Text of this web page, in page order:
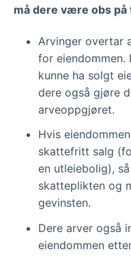
må dere være obs
Arvinger overtar
for
kunne ha solgt
dere også gjøre
arveoppgjøret.
Hvis
skattefritt salg
en utleiebolig),
skatteplikten og
gevinsten.
Dere arver også
eiendommen